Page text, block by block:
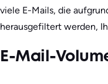
viele E-Mails, die
herausgefiltert werden,
E-Mail-